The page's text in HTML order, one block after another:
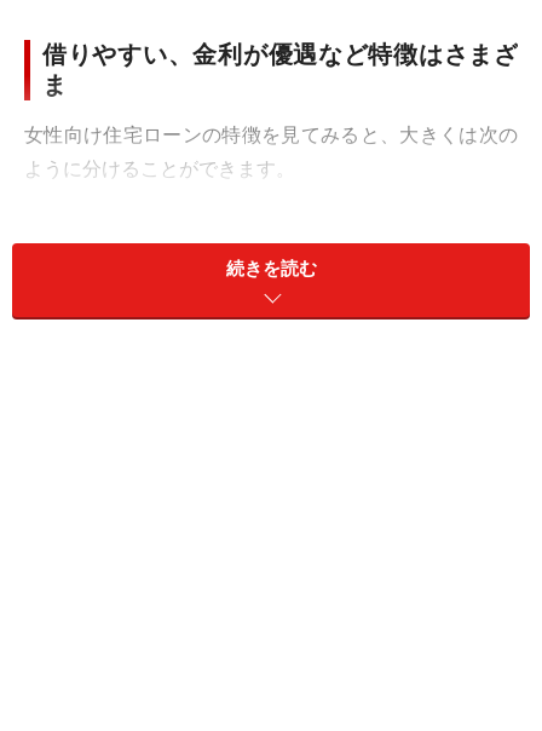
借りやすい、金利が優遇など特徴はさまざ
ま
女性向け住宅ローンの特徴を見てみると、大きくは次の
ように分けることができます。
同じ金融機関の一般の住宅ローンよりも、女性向けの住
宅ローンの方が金利が優遇されているものもあります。
続きを読む